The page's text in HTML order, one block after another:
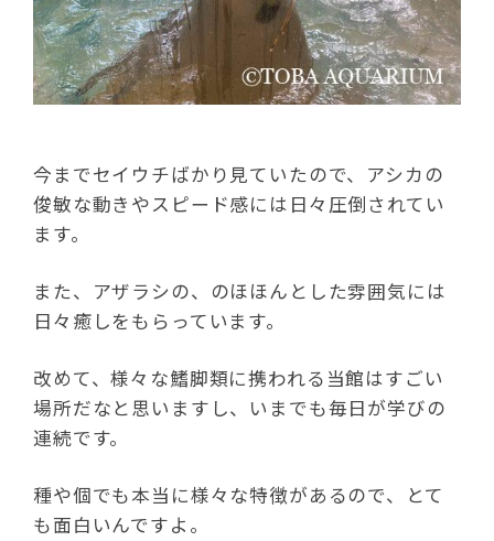
今までセイウチばかり見ていたので、アシカの
俊敏な動きやスピード感には日々圧倒されてい
ます。
また、アザラシの、のほほんとした雰囲気には
日々癒しをもらっています。
改めて、様々な鰭脚類に携われる当館はすごい
場所だなと思いますし、いまでも毎日が学びの
連続です。
種や個でも本当に様々な特徴があるので、とて
も面白いんですよ。